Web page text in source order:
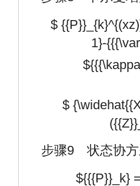
$
1}-
$
步骤9 状态协方
${{{P}}_k}